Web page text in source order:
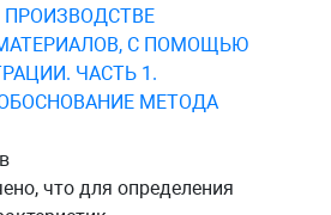
С ПОМОЩЬЮ
ЧАСТЬ 1.
МЕТОДА
что для определения